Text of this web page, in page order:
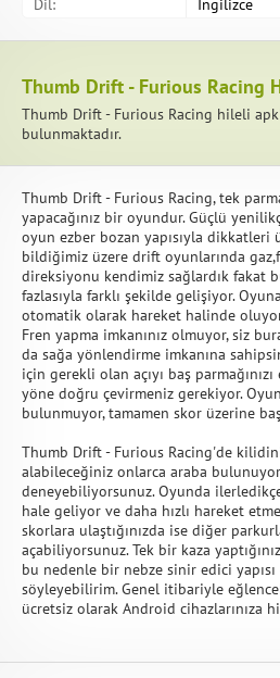
Dil:
İngilizce
Thumb Drift - Furious Racing
Thumb Drift - Furious Racing hileli
bulunmaktadır.
Thumb Drift - Furious Racing, tek
yapacağınız bir oyundur. Güçlü
oyun ezber bozan yapısıyla dikkatleri
bildiğimiz üzere drift oyunlarında
direksiyonu kendimiz sağlardık fakat
fazlasıyla farklı şekilde gelişiyor. Oyuna
otomatik olarak hareket halinde
Fren yapma imkanınız olmuyor, siz
da sağa yönlendirme imkanına
için gerekli olan açıyı baş
yöne doğru çevirmeniz gerekiyor.
bulunmuyor, tamamen skor üzerine
Thumb Drift - Furious Racing'de
alabileceğiniz onlarca araba
deneyebiliyorsunuz. Oyunda
hale geliyor ve daha hızlı hareket
skorlara ulaştığınızda ise diğer
açabiliyorsunuz. Tek bir kaza
bu nedenle bir nebze sinir edici
söyleyebilirim. Genel itibariyle
ücretsiz olarak Android cihazlarınıza